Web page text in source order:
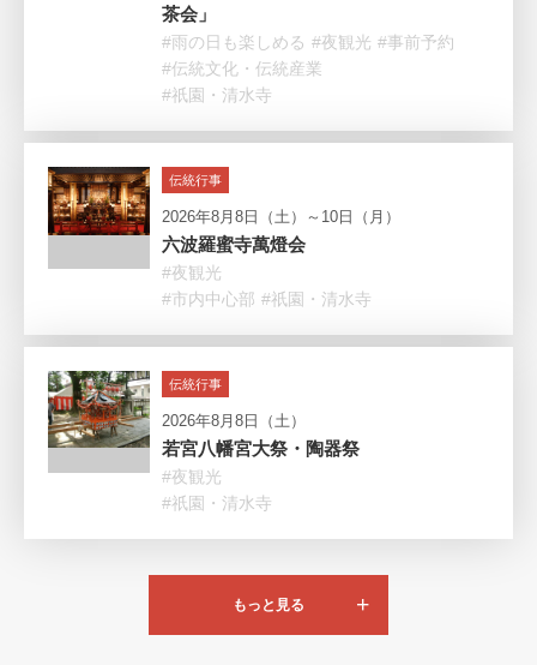
茶会」
#雨の日も楽しめる #夜観光 #事前予約
#伝統文化・伝統産業
#祇園・清水寺
伝統行事
2026年8月8日（土）～10日（月）
六波羅蜜寺萬燈会
#夜観光
#市内中心部 #祇園・清水寺
伝統行事
2026年8月8日（土）
若宮八幡宮大祭・陶器祭
#夜観光
#祇園・清水寺
もっと見る